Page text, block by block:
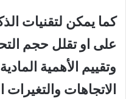
كما يمكن لتقنيات
على او تقلل حجم
وتقييم الأهمية
الاتجاهات